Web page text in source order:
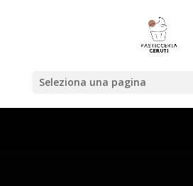
Seleziona una pagina